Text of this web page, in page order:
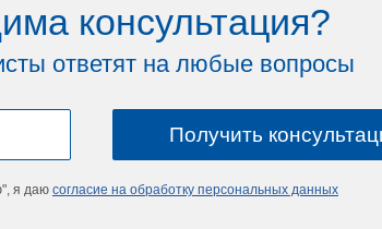
консультация?
ответят на любые вопросы
я даю согласие на обработку персональных данных